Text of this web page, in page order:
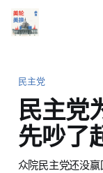
民主党
民主党
先吵了
众院民主党还没